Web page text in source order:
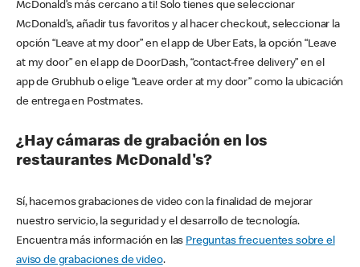
McDonald’s más cercano a ti! Solo tienes que seleccionar
McDonald’s, añadir tus favoritos y al hacer checkout, seleccionar la
opción “Leave at my door” en el app de Uber Eats, la opción “Leave
at my door” en el app de DoorDash, “contact-free delivery” en el
app de Grubhub o elige “Leave order at my door” como la ubicación
de entrega en Postmates.
¿Hay cámaras de grabación en los
restaurantes McDonald's?
Sí, hacemos grabaciones de video con la finalidad de mejorar
nuestro servicio, la seguridad y el desarrollo de tecnología.
Encuentra más información en las Preguntas frecuentes sobre el
aviso de grabaciones de video.